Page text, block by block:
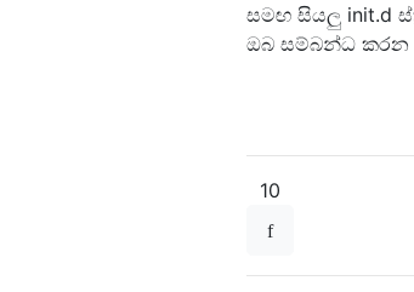
සමඟ සියලු init.d
ඔබ සම්බන්ධ කරන
10